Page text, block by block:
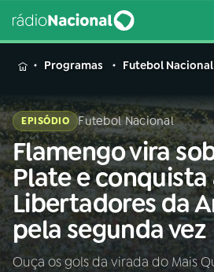
MENU
Buscar
na
Rádio
Nacional
Buscar
AO VIVO
Programas Futebol Nacional
EPISÓDIO Futebol Nacional
Flamengo vira
Plate e conquista
Libertadores da
pela segunda vez
Ouça os gols da virada do Mais